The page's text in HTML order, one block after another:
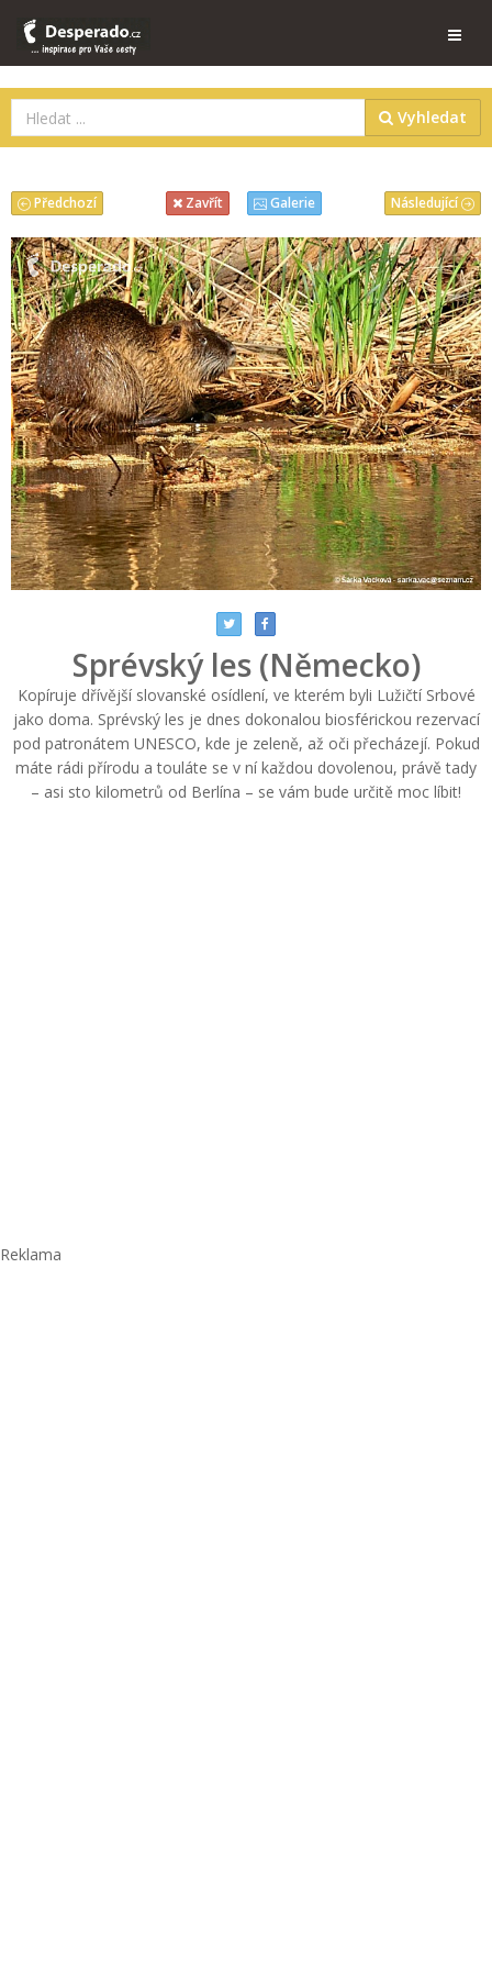
Vyhledat
Následující
Předchozí Zavřít Galerie
Sprévský les (Německo)
Kopíruje dřívější slovanské osídlení, ve kterém byli Lužičtí Srbové
jako doma. Sprévský les je dnes dokonalou biosférickou rezervací
pod patronátem UNESCO, kde je zeleně, až oči přecházejí. Pokud
máte rádi přírodu a touláte se v ní každou dovolenou, právě tady
– asi sto kilometrů od Berlína – se vám bude určitě moc líbit!
Reklama